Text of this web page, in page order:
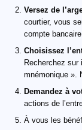
Versez de
courtier, vous
compte
Choisissez
Recherchez
mnémonique ».
Demandez à
actions de
À vous les